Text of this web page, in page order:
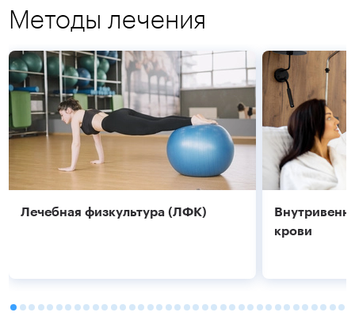
Подробнее Подробнее
Методы лечения
Лечебная физкультура (ЛФК)
крови